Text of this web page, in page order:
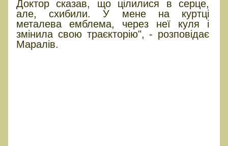
Доктор сказав, що цілилися в серце,
але, схибили. У мене на куртці
металева емблема, через неї куля і
змінила свою траєкторію", - розповідає
Маралів.